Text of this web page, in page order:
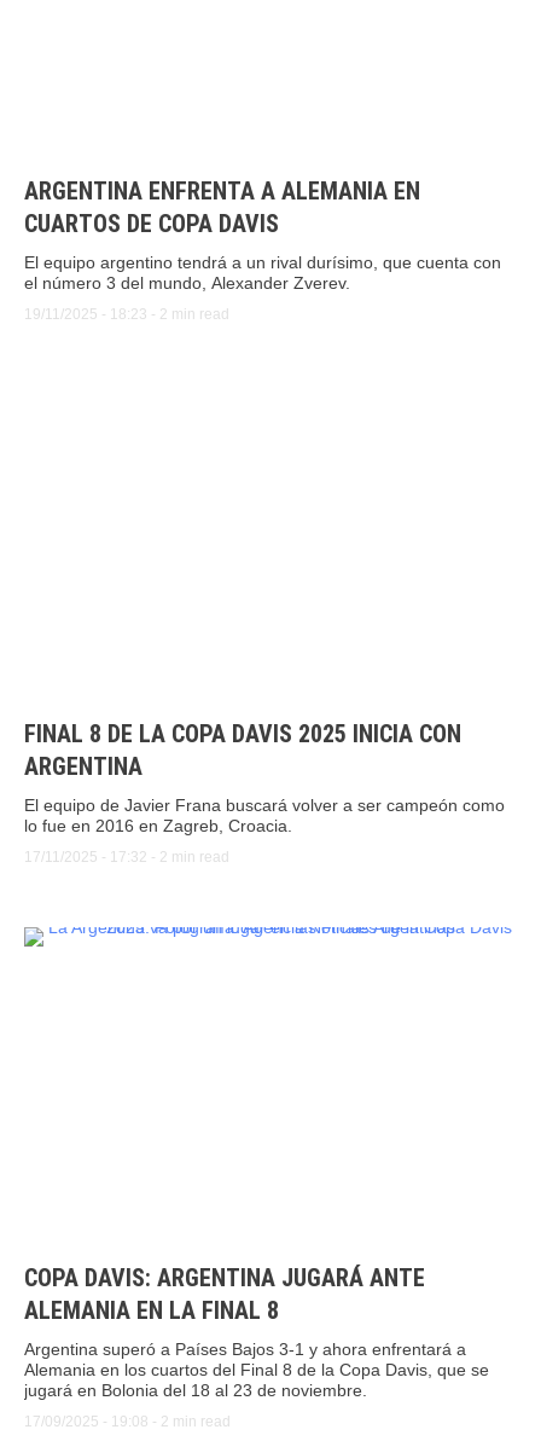
ARGENTINA ENFRENTA A ALEMANIA EN
CUARTOS DE COPA DAVIS
El equipo argentino tendrá a un rival durísimo, que cuenta con
el número 3 del mundo, Alexander Zverev.
19/11/2025 - 18:23 - 2 min read
FINAL 8 DE LA COPA DAVIS 2025 INICIA CON
ARGENTINA
El equipo de Javier Frana buscará volver a ser campeón como
lo fue en 2016 en Zagreb, Croacia.
17/11/2025 - 17:32 - 2 min read
COPA DAVIS: ARGENTINA JUGARÁ ANTE
ALEMANIA EN LA FINAL 8
Argentina superó a Países Bajos 3-1 y ahora enfrentará a
Alemania en los cuartos del Final 8 de la Copa Davis, que se
jugará en Bolonia del 18 al 23 de noviembre.
17/09/2025 - 19:08 - 2 min read